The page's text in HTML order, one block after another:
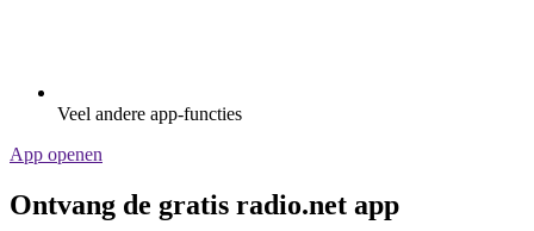
Veel andere app-functies
App openen
Ontvang de gratis radio.net app